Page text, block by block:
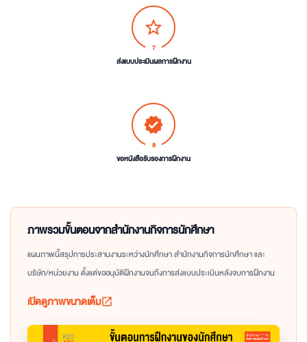
star_border
7
ส่งแบบประเมินผลการฝึกงาน
verified
8
ขอหนังสือรับรองการฝึกงาน
ภาพรวมขั้นตอนจากสำนักงานกิจการนักศึกษา
แผนภาพนี้สรุปการประสานงานระหว่างนักศึกษา สำนักงานกิจการนักศึกษา และ
บริษัท/หน่วยงาน ตั้งแต่ขออนุมัติฝึกงานจนถึงการส่งแบบประเมินหลังจบการฝึกงาน
เปิดดูภาพขนาดเต็มopen_in_new